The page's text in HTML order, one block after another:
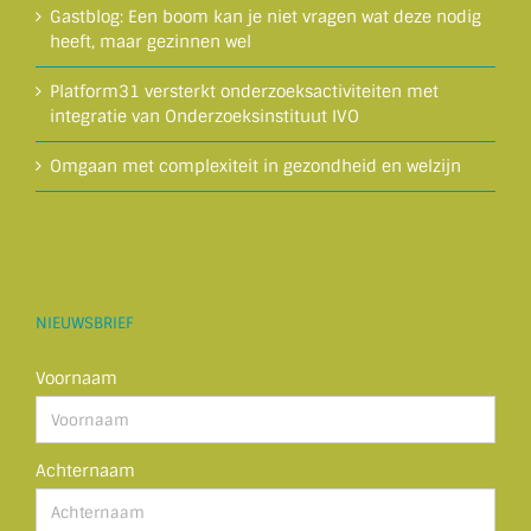
Gastblog: Een boom kan je niet vragen wat deze nodig
heeft, maar gezinnen wel
Platform31 versterkt onderzoeksactiviteiten met
integratie van Onderzoeksinstituut IVO
Omgaan met complexiteit in gezondheid en welzijn
NIEUWSBRIEF
Voornaam
Achternaam